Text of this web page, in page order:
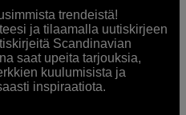
trendeistä!
ja tilaamalla uutiskirjeen
Scandinavian
saat upeita tarjouksia,
kuulumisista ja
inspiraatiota.